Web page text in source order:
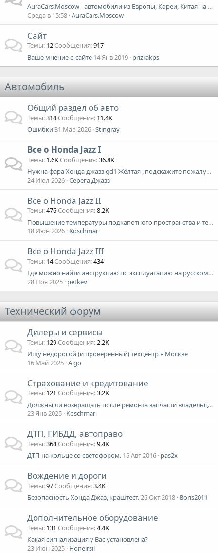
AuraCars.Moscow - автомобили из Европы, Кореи, Китая на заказ. Клубное страхование КАСКО, ОСАГО.
Среда в 15:58 AuraCars.Moscow
Сайт
Темы 12 Сообщения 917
Ваше мнение о сайте 14 Янв 2019 prizrakps
Автомобиль
Общий раздел об авто
Темы 314 Сообщения 11.4K
Ошибки31 Мар 2026 Stingray
Все о Honda Jazz I
Темы 1.6K Сообщения 36.8K
Нужна фара Хонда джазз gd1 Жёлтая , подскажите пожалуйста
24 Июл 2026 Серега Джазз
Все о Honda Jazz II
Темы 476 Сообщения 8.2K
Повышение температуры подкапотного пространства и температуры в салоне - причины?
18 Июн 2026 Koschmar
Все о Honda Jazz III
Темы 14 Сообщения 434
Где можно найти инструкцию по эксплуатацию на русском языке
28 Ноя 2025 petkev
Технический форум
Дилеры и сервисы
Темы 129 Сообщения 2.2K
Ищу недорогой (и проверенный) техцентр в Москве
16 Май 2025 Algo
Страхование и кредитование
Темы 121 Сообщения 3.2K
Должны ли возвращать после ремонта запчасти владельцу автомобиля (если страховая направила на ремонт)?
23 Янв 2025 Koschmar
ДТП, ГИБДД, автоправо
Темы 364 Сообщения 9.4K
ДТП на кольце со светофором. 16 Авг 2016 pas2x
Вождение и дороги
Темы 97 Сообщения 3.4K
Безопасность Хонда Джаз, краштест.26 Окт 2018 Boris2011
Дополнительное оборудование
Темы 131 Сообщения 4.4K
Какая сигнализация у Вас установлена?
23 Июн 2025 Honeirsil